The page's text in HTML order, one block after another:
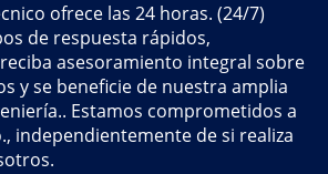
ofrece las 24 horas. (24/7)
de respuesta rápidos,
asesoramiento integral sobre
y se beneficie de nuestra amplia
Estamos comprometidos a
independientemente de si realiza